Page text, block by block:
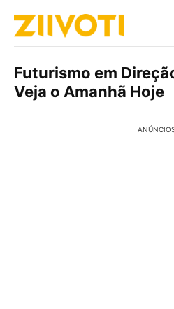
Futurismo em
Veja o Amanhã Hoje